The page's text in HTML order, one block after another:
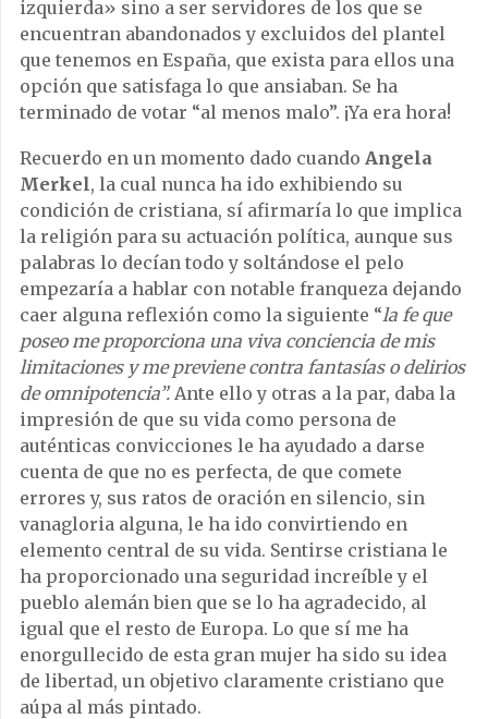
izquierda» sino a ser servidores de los que se
encuentran abandonados y excluidos del plantel
que tenemos en España, que exista para ellos una
opción que satisfaga lo que ansiaban. Se ha
terminado de votar “al menos malo”. ¡Ya era hora!
Recuerdo en un momento dado cuando Angela
Merkel, la cual nunca ha ido exhibiendo su
condición de cristiana, sí afirmaría lo que implica
la religión para su actuación política, aunque sus
palabras lo decían todo y soltándose el pelo
empezaría a hablar con notable franqueza dejando
caer alguna reflexión como la siguiente “la fe que
poseo me proporciona una viva conciencia de mis
limitaciones y me previene contra fantasías o delirios
de omnipotencia”. Ante ello y otras a la par, daba la
impresión de que su vida como persona de
auténticas convicciones le ha ayudado a darse
cuenta de que no es perfecta, de que comete
errores y, sus ratos de oración en silencio, sin
vanagloria alguna, le ha ido convirtiendo en
elemento central de su vida. Sentirse cristiana le
ha proporcionado una seguridad increíble y el
pueblo alemán bien que se lo ha agradecido, al
igual que el resto de Europa. Lo que sí me ha
enorgullecido de esta gran mujer ha sido su idea
de libertad, un objetivo claramente cristiano que
aúpa al más pintado.